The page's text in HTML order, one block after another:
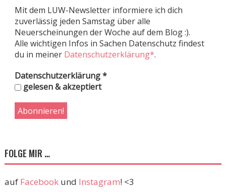
Mit dem LUW-Newsletter informiere ich dich
zuverlässig jeden Samstag über alle
Neuerscheinungen der Woche auf dem Blog :).
Alle wichtigen Infos in Sachen Datenschutz findest
du in meiner Datenschutzerklärung*.
Datenschutzerklärung*
gelesen & akzeptiert
FOLGE MIR …
auf Facebookund Instagram! <3